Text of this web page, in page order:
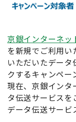
京銀インターネッ
を新規でご利用い
いただいたデー
クするキャンペー
現在、京銀インタ
タ伝送サービスを
データ伝送サービ